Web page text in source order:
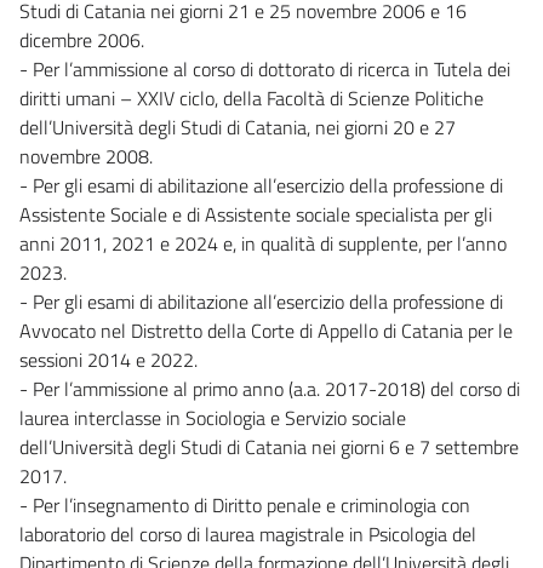
Studi di Catania nei giorni 21 e 25 novembre 2006 e 16
dicembre 2006.
- Per l’ammissione al corso di dottorato di ricerca in Tutela dei
diritti umani – XXIV ciclo, della Facoltà di Scienze Politiche
dell’Università degli Studi di Catania, nei giorni 20 e 27
novembre 2008.
- Per gli esami di abilitazione all’esercizio della professione di
Assistente Sociale e di Assistente sociale specialista per gli
anni 2011, 2021 e 2024 e, in qualità di supplente, per l’anno
2023.
- Per gli esami di abilitazione all’esercizio della professione di
Avvocato nel Distretto della Corte di Appello di Catania per le
sessioni 2014 e 2022.
- Per l’ammissione al primo anno (a.a. 2017-2018) del corso di
laurea interclasse in Sociologia e Servizio sociale
dell’Università degli Studi di Catania nei giorni 6 e 7 settembre
2017.
- Per l’insegnamento di Diritto penale e criminologia con
laboratorio del corso di laurea magistrale in Psicologia del